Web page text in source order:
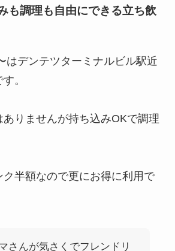
も調理も自由にできる立ち飲
はデンテツターミナルビル駅近
。
ありませんが持ち込みOKで調理
半額なので更にお得に利用で
マさんが気さくでフレンドリ